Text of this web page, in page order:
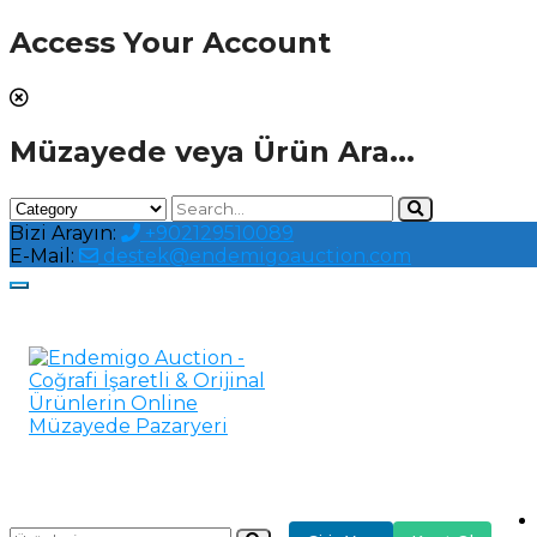
Access Your Account
Müzayede veya Ürün Ara...
Bizi Arayın:
+902129510089
E-Mail:
destek@endemigoauction.com